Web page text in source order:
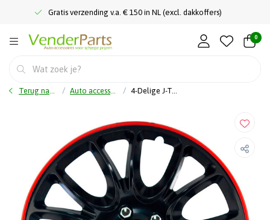
Gratis verzending v.a. € 150 in NL (excl. dakkoffers)
0
Terug naar home Auto accessoires 4-Delige J-Tec Wieldoppenset Hero GTR 13-inch zwart/rode rand